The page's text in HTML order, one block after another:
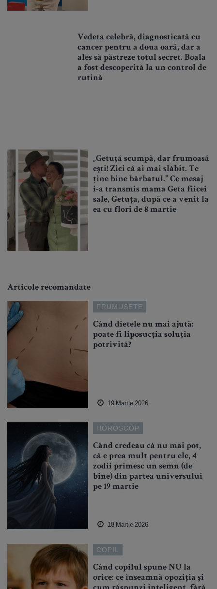
Vedeta celebră, diagnosticată cu
cancer pentru a doua oară, dar a
ales să păstreze totul secret. Boala
a fost descoperită la un control de
rutină
„Getuță scumpă, dar frumoasă
ești! Zici că ai mai slăbit. Te
ține bine bărbatul.” Ce mesaj
i-a transmis mama Geta fiicei
sale, Getuța, după ce a venit la
ea cu flori de 8 martie
Articole recomandate
FRUMUSETE
Când dietele nu mai ajută:
poate fi liposucția soluția
potrivită?
19 Martie 2026
HOROSCOP
Când credeau că nu mai pot,
că e prea mult pentru ele, 4
zodii primesc un semn (de
bine) din partea universului
pe 19 martie
18 Martie 2026
COPIL
Când copilul spune NU la
orice: ce înseamnă opoziția și